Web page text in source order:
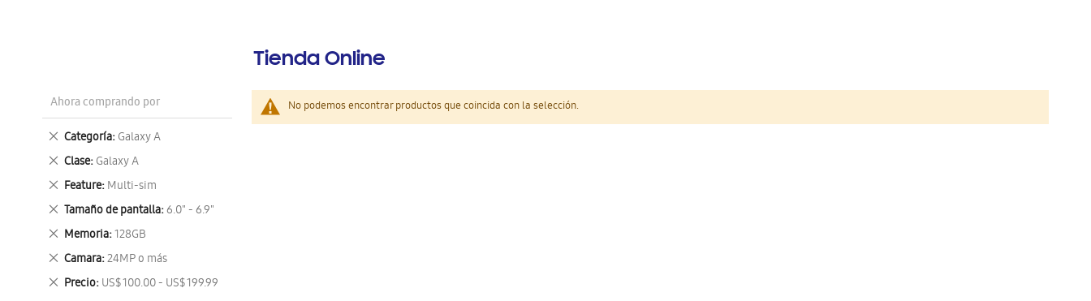
Tienda Online
No podemos encontrar productos que coincida con la selección.
Ahora comprando por
Categoría Galaxy A
Eliminar
este
artículo
Clase Galaxy A
Eliminar
este
artículo
Feature Multi-sim
Eliminar
este
artículo
Tamaño de pantalla 6.0" - 6.9"
Eliminar
este
artículo
Memoria 128GB
Eliminar
este
artículo
Camara 24MP o más
Eliminar
este
artículo
Precio US$ 100.00 - US$ 199.99
Eliminar